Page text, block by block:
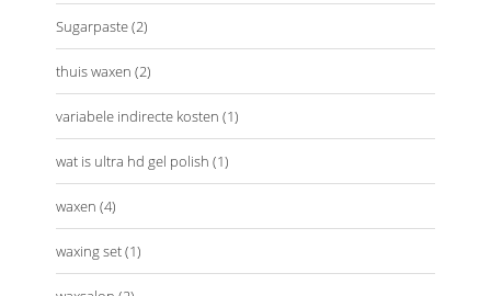
Sugarpaste(2)
thuis waxen (2)
variabele indirecte kosten (1)
wat is ultra hd gel polish (1)
waxen (4)
waxing set(1)